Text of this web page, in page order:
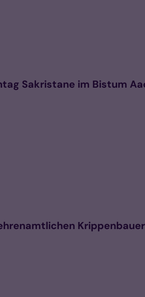
Sakristane im Bistum
Krippenbauer